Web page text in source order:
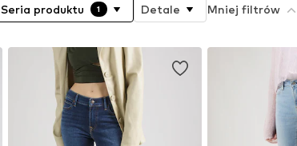
Seria produktu 1 Detale Mniej filtrów